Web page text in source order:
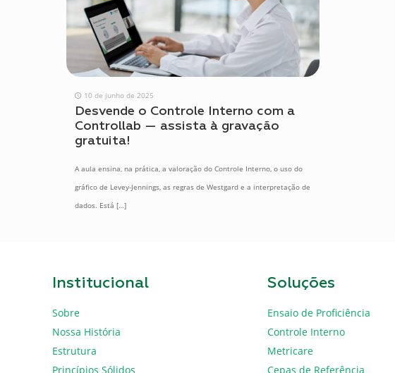
10 de junho de 2025
Desvende o Controle Interno com a
Controllab — assista à gravação
gratuita!
A aula ensina, na prática, a valoração do Controle Interno, o uso do
gráfico de Levey-Jennings, as regras de Westgard e a interpretação de
dados. Está […]
Institucional
Sobre
Nossa História
Estrutura
Princípios Sólidos
Soluções
Ensaio de Proficiência
Controle Interno
Metricare
Cepas de Referência